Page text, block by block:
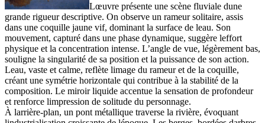
Lœuvre présente une scène fluviale dune
grande rigueur descriptive. On observe un rameur solitaire, assis
dans une coquille jaune vif, dominant la surface de leau. Son
mouvement, capturé dans une phase dynamique, suggère leffort
physique et la concentration intense. L’angle de vue, légèrement bas,
souligne la singularité de sa position et la puissance de son action.
Leau, vaste et calme, reflète limage du rameur et de la coquille,
créant une symétrie horizontale qui contribue à la stabilité de la
composition. Le miroir liquide accentue la sensation de profondeur
et renforce limpression de solitude du personnage.
À larrière-plan, un pont métallique traverse la rivière, évoquant